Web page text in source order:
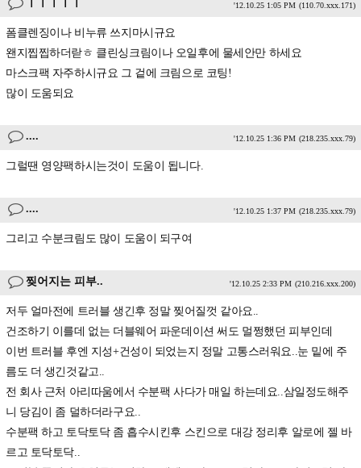
'12.10.25 1:05 PM (110.70.xxx.171)
폼클렌징이나 비누류 쓰지마시규요
왠지찝찝하더랃ㅎ 클린싱크림이나 오일후에 물세안만 하세요
마스크팩 자주하시규요 그 겉에 크림으로 코팅!
많이 도움되요
.... '12.10.25 1:36 PM (218.235.xxx.79)
그럴땐 영양팩하시는것이 도움이 됩니다.
.... '12.10.25 1:37 PM (218.235.xxx.79)
그리고 수분크림도 많이 도움이 되구여
찢어지는 피부.. '12.10.25 2:33 PM (210.216.xxx.200)
저두 얼마전에 트러블 생긴후 정말 찢어질껏 같아요..
건조하기 이를데 없는 더블웨어 파운데이션 써도 멀쩡했던 피부인데
이번 트러블 후엔 지성+건성이 되었는지 정말 고통스러워요..눈 밑에 주
름도 더 생긴것같고..
전 회사 근처 아리따움에서 수분팩 사다가 매일 하는데요..삼일정도해주
니 당김이 좀 덜하더라구요..
수분팩 하고 토닥토닥 좀 흡수시킨후 스킨으로 대강 정리후 알로에 젤 바
르고 토닥토닥..